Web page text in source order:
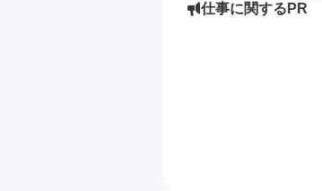
仕事に関するPR